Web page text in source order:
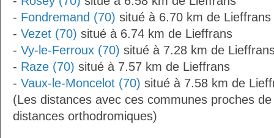
- Fondremand (70) situé à 6.70 km de Lieffrans
- Vezet (70) situé à 6.74 km de Lieffrans
- Vy-le-Ferroux (70) situé à 7.28 km de
- Raze (70) situé à 7.57 km de Lieffrans
- Vaux-le-Moncelot (70) situé à 7.58 km de
(Les distances avec ces communes proches
distances orthodromiques)